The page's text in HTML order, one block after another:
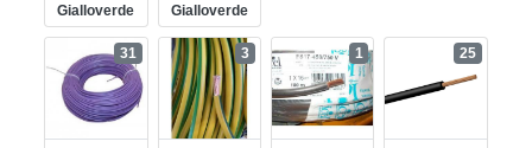
Gialloverde
Gialloverde
31 3 1 25